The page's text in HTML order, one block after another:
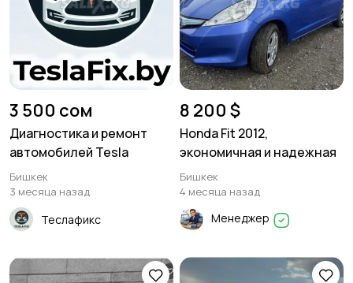
3 500 сом
Диагностика и ремонт
автомобилей Tesla
Бишкек
3 месяца назад
Теслафикс
8 200 $
Honda Fit 2012,
экономичная и надежная
Бишкек
4 месяца назад
Менеджер